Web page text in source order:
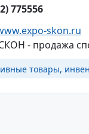
775556
skon.ru
- продажа
товары,